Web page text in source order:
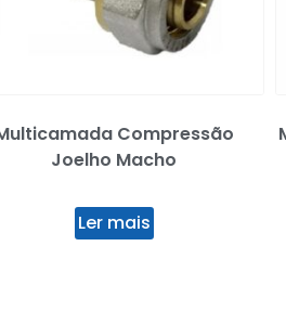
Compressão
Joelho Macho
Ler mais